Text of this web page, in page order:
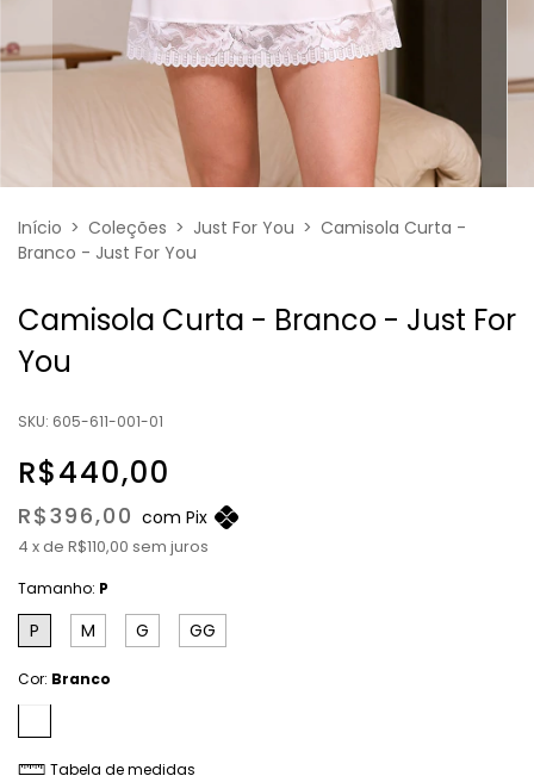
Início > Coleções > Just For You > Camisola Curta -
Branco - Just For You
Camisola Curta - Branco - Just For
You
SKU: 605-611-001-01
R$440,00
R$396,00 com Pix
4 xde R$110,00 sem juros
Tamanho: P
P
M G GG
Cor: Branco
Tabela de medidas